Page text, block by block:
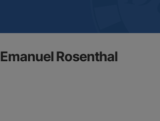
Emanuel Rosenthal